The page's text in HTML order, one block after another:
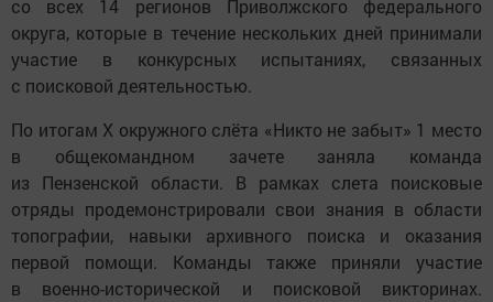
со всех 14 регионов Приволжского федерального
округа, которые в течение нескольких дней принимали
участие в конкурсных испытаниях, связанных
с поисковой деятельностью.
По итогам X окружного слёта «Никто не забыт» 1 место
в общекомандном зачете заняла команда
из Пензенской области. В рамках слета поисковые
отряды продемонстрировали свои знания в области
топографии, навыки архивного поиска и оказания
первой помощи. Команды также приняли участие
в военно-исторической и поисковой викторинах.